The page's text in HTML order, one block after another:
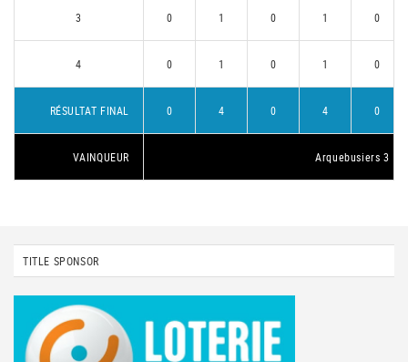
3 0 1 0 1 0
4 0 1 0 1 0
RÉSULTAT FINAL 0 4 0 4 0
VAINQUEUR Arquebusiers 3
TITLE SPONSOR